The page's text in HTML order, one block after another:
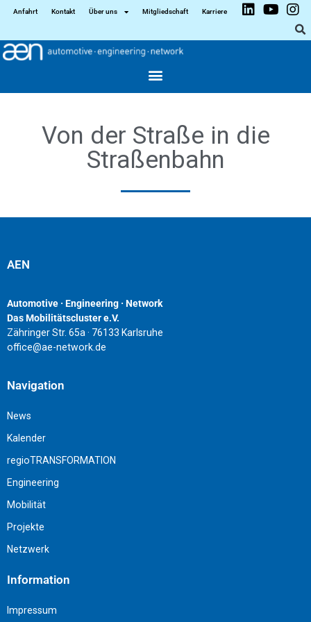
Anfahrt Kontakt Über uns Mitgliedschaft Karriere
Von der Straße in die
Straßenbahn
AEN
Automotive · Engineering · Network
Das Mobilitätscluster e.V.
Zähringer Str. 65a · 76133 Karlsruhe
office@ae-network.de
Navigation
News
Kalender
regioTRANSFORMATION
Engineering
Mobilität
Projekte
Netzwerk
Information
Impressum